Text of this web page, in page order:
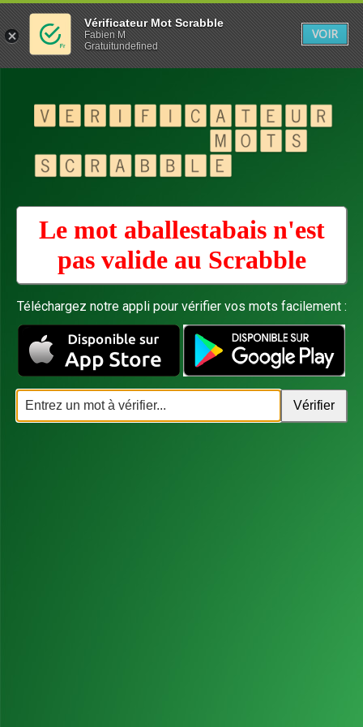
Le mot aballestabais n'est
pas valide au Scrabble
Téléchargez notre appli pour vérifier vos mots facilement :
Vérificateur Mot Scrabble
Fabien M
Gratuitundefined
VOIR